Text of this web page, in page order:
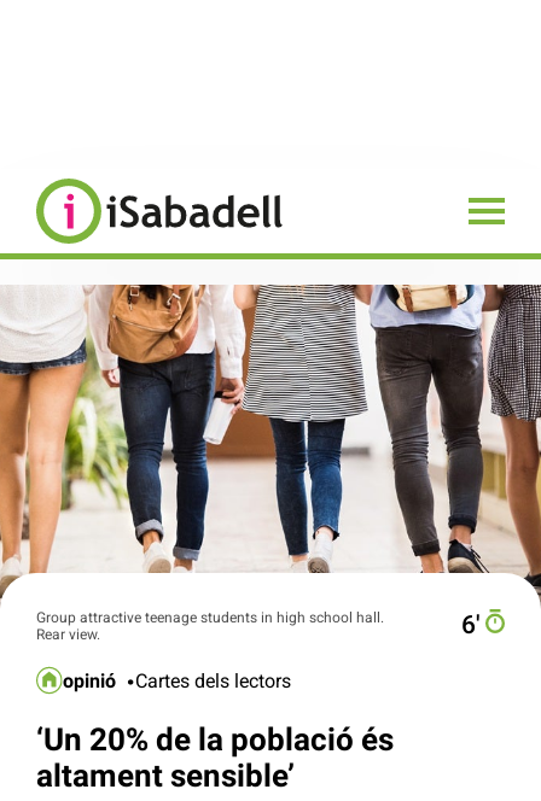
Group attractive teenage students in high school hall.
Rear view.
6′
opinió Cartes dels lectors
‘Un 20% de la població és
altament sensible’